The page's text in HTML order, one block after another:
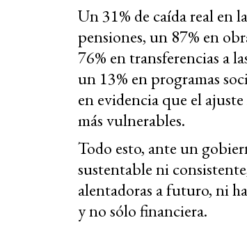
Un 31% de caída real en
pensiones, un 87% en
76% en transferencias a
un 13% en programas
en evidencia que el
más vulnerables.
Todo esto, ante un
sustentable ni
alentadoras a futuro, ni
y no sólo financiera.